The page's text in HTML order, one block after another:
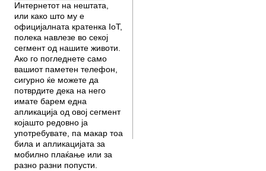
Интернетот на нештата,
или како што му е
официјалната кратенка IoT,
полека навлезе во секој
сегмент од нашите животи.
Ако го погледнете само
вашиот паметен телефон,
сигурно ќе можете да
потврдите дека на него
имате барем една
апликација од овој сегмент
којашто редовно ја
употребувате, па макар тоа
била и апликацијата за
мобилно плаќање или за
разно разни попусти.